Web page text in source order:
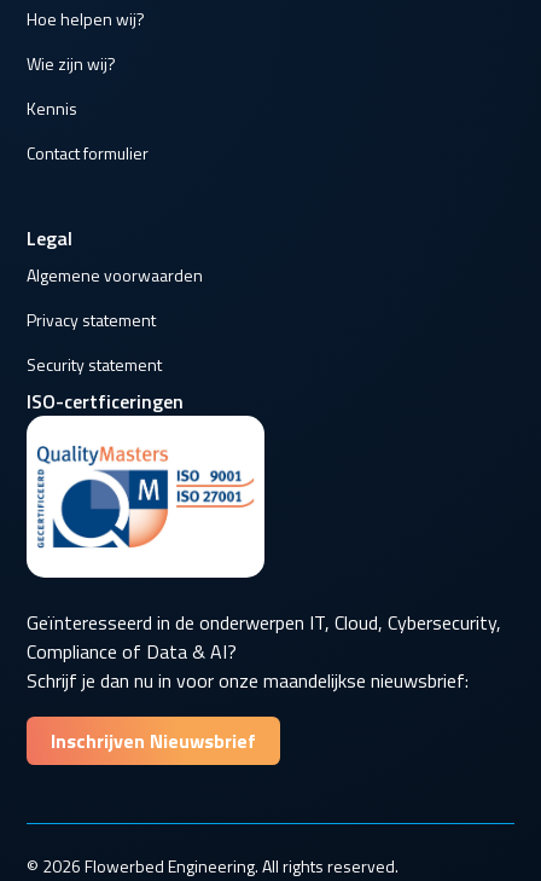
Hoe helpen wij?
Wie zijn wij?
Kennis
Contact formulier
Legal
Algemene voorwaarden
Privacy statement
Security statement
ISO-certficeringen
Geïnteresseerd in de onderwerpen IT, Cloud, Cybersecurity,
Compliance of Data & AI?
Schrijf je dan nu in voor onze maandelijkse nieuwsbrief:
Inschrijven Nieuwsbrief
© 2026 Flowerbed Engineering. All rights reserved.